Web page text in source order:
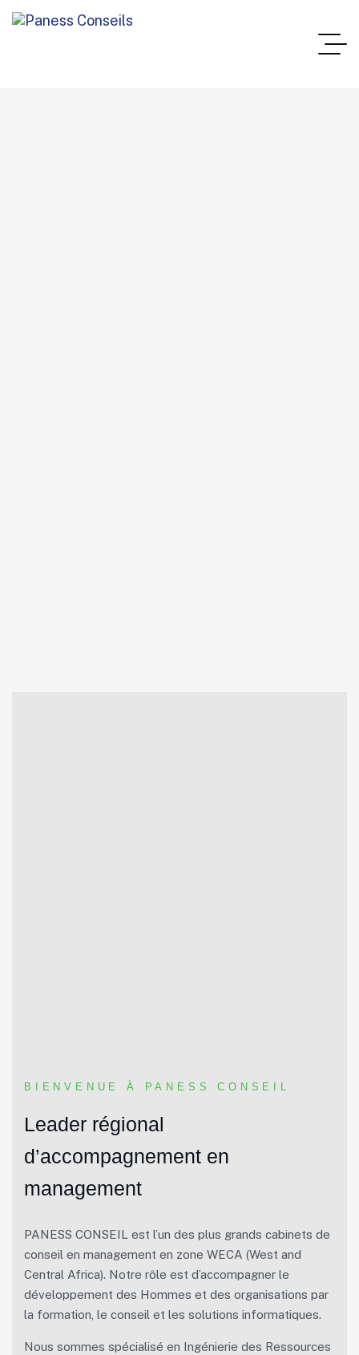
BIENVENUE À PANESS CONSEIL
Leader régional
d’accompagnement en
management
PANESS CONSEIL est l’un des plus grands cabinets de
conseil en management en zone WECA (West and
Central Africa). Notre rôle est d’accompagner le
développement des Hommes et des organisations par
la formation, le conseil et les solutions informatiques.
Nous sommes spécialisé en Ingénierie des Ressources